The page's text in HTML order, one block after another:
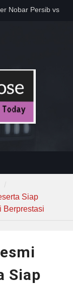
Batubantar –
PWD 2026
Siap
Berprestasi
Siap